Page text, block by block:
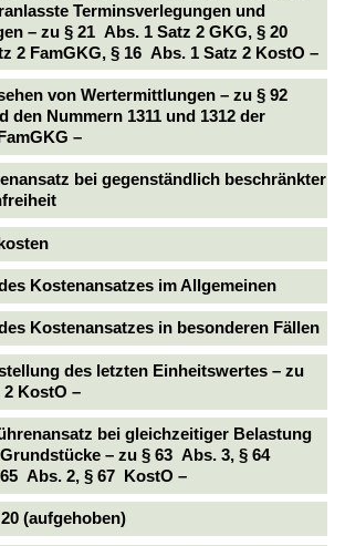
Terminsverlegungen und
– zu § 21 Abs. 1 Satz 2 GKG, § 20
2 FamGKG, § 16 Abs. 1 Satz 2 KostO –
von Wertermittlungen – zu § 92
den Nummern 1311 und 1312 der
–
bei gegenständlich beschränkter
Kostenansatzes im Allgemeinen
Kostenansatzes in besonderen Fällen
des letzten Einheitswertes – zu
KostO –
bei gleichzeitiger Belastung
– zu § 63 Abs. 3, § 64
Abs. 2, § 67 KostO –
(aufgehoben)